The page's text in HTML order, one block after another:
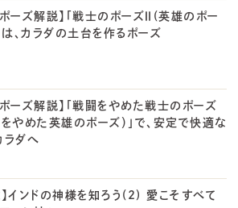
ポーズ解説】「戦士のポーズⅡ(英雄のポー
は、カラダの土台を作るポーズ
ポーズ解説】「戦闘をやめた戦士のポーズ
をやめた英雄のポーズ）」で、安定で快適な
ラダへ
】インドの神様を知ろう(2) 愛こそすべて